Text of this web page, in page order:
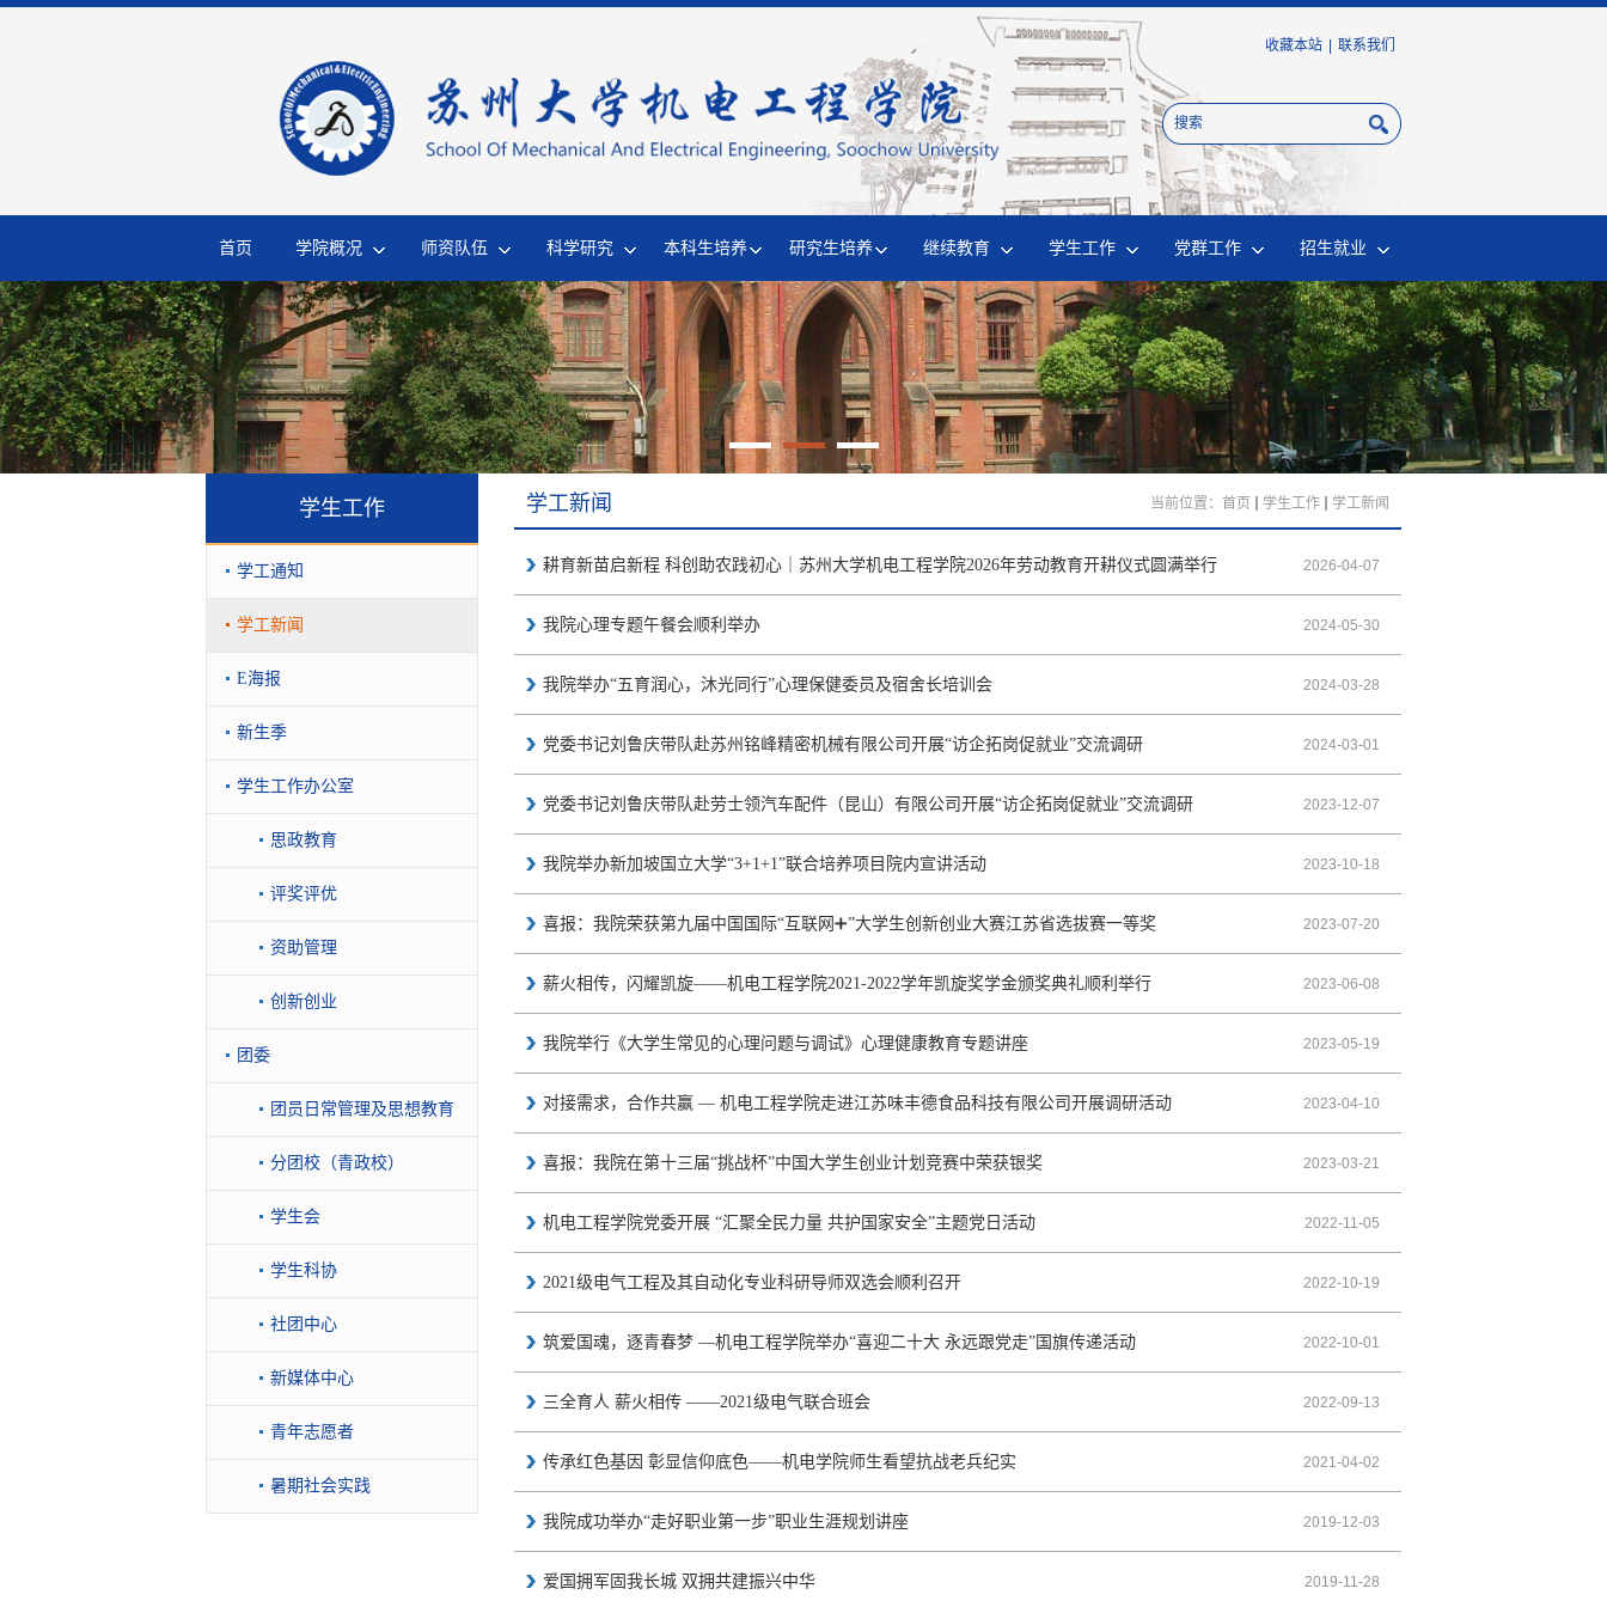
收藏本站 联系我们
首页 学院概况 师资队伍 科学研究 本科生培养 研究生培养 继续教育 学生工作 党群工作 招生就业
学生工作
学工通知
学工新闻
E海报
新生季
学生工作办公室
思政教育
评奖评优
资助管理
创新创业
团委
团员日常管理及思想教育
分团校（青政校）
学生会
学生科协
社团中心
新媒体中心
青年志愿者
暑期社会实践
学工新闻 当前位置： 首页 学生工作 学工新闻
耕育新苗启新程 科创助农践初心｜苏州大学机电工程学院2026年劳动教育开耕仪式圆满举行 2026-04-07
我院心理专题午餐会顺利举办 2024-05-30
我院举办“五育润心，沐光同行”心理保健委员及宿舍长培训会 2024-03-28
党委书记刘鲁庆带队赴苏州铭峰精密机械有限公司开展“访企拓岗促就业”交流调研 2024-03-01
党委书记刘鲁庆带队赴劳士领汽车配件（昆山）有限公司开展“访企拓岗促就业”交流调研 2023-12-07
我院举办新加坡国立大学“3+1+1”联合培养项目院内宣讲活动 2023-10-18
喜报：我院荣获第九届中国国际“互联网➕”大学生创新创业大赛江苏省选拔赛一等奖 2023-07-20
薪火相传，闪耀凯旋——机电工程学院2021-2022学年凯旋奖学金颁奖典礼顺利举行 2023-06-08
我院举行《大学生常见的心理问题与调试》心理健康教育专题讲座 2023-05-19
对接需求，合作共赢 — 机电工程学院走进江苏味丰德食品科技有限公司开展调研活动 2023-04-10
喜报：我院在第十三届“挑战杯”中国大学生创业计划竞赛中荣获银奖 2023-03-21
机电工程学院党委开展 “汇聚全民力量 共护国家安全”主题党日活动 2022-11-05
2021级电气工程及其自动化专业科研导师双选会顺利召开 2022-10-19
筑爱国魂，逐青春梦 —机电工程学院举办“喜迎二十大 永远跟党走”国旗传递活动 2022-10-01
三全育人 薪火相传 ——2021级电气联合班会 2022-09-13
传承红色基因 彰显信仰底色——机电学院师生看望抗战老兵纪实 2021-04-02
我院成功举办“走好职业第一步”职业生涯规划讲座 2019-12-03
爱国拥军固我长城 双拥共建振兴中华 2019-11-28